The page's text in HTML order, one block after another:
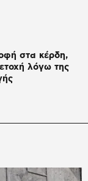
στα κέρδη,
λόγω της